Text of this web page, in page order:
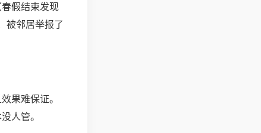
假结束发现
被邻居举报了
果难保证。
人管。